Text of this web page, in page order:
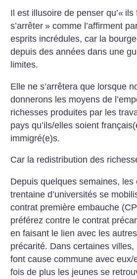
Il est illusoire de penser qu’« ils
s’arrêter » comme l’affirment
esprits incrédules, car la
depuis des années dans une
limites.
Elle ne s’arrêtera que lorsque
donnerons les moyens de
richesses produites par les
pays qu’ils/elles soient
immigré(e)s.
Car la redistribution des
Depuis quelques semaines, les
trentaine d’universités se
contrat première embauche
préférez contre le contrat
en faisant le lien avec les
précarité. Dans certaines
font cause commune avec eux/
fois de plus les jeunes se